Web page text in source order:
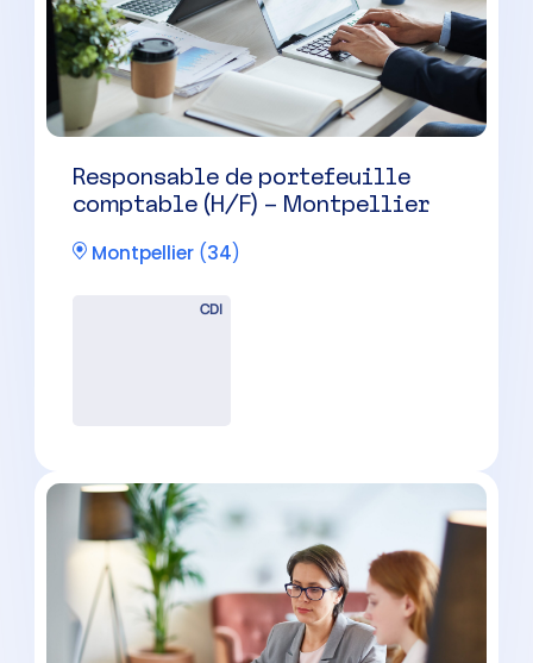
Responsable de portefeuille
comptable (H/F) – Montpellier
Montpellier (34)